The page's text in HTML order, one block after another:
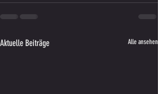
Aktuelle Beiträge Alle ansehen